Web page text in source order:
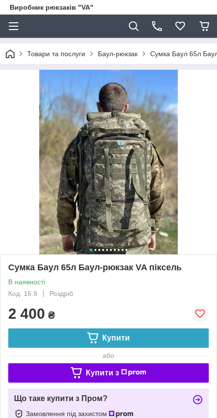
Виробник рюкзаків "VA"
Товари та послуги Баул-рюкзак Сумка Баул 65л
Сумка Баул 65л Баул-рюкзак VA піксель
В наявності
Код: 16.9
Роздріб
2 400 ₴
Купити
або
Купити з
Що таке купити з Пром?
Замовлення під захистом